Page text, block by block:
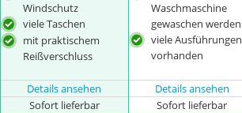
Windschutz
viele Taschen
mit praktischem
Reißverschluss
Waschmaschine
gewaschen werden
viele Ausführungen
vorhanden
Details ansehen Details ansehen
Sofort lieferbar Sofort lieferbar